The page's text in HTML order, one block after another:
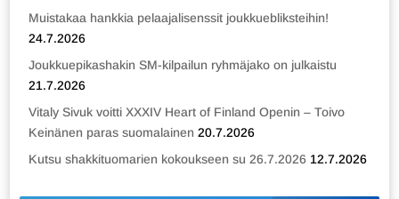
Muistakaa hankkia pelaajalisenssit joukkuebliksteihin!
24.7.2026
Joukkuepikashakin SM-kilpailun ryhmäjako on julkaistu
21.7.2026
Vitaly Sivuk voitti XXXIV Heart of Finland Openin – Toivo
Keinänen paras suomalainen 20.7.2026
Kutsu shakkituomarien kokoukseen su 26.7.2026 12.7.2026